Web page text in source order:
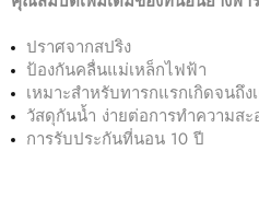
ปราศจากสปริง
ป้องกันคลื่นแม่เหล็กไฟฟ้า
เหมาะสำหรับทารกแรกเกิดจนถึง
วัสดุกันน้ำ ง่ายต่อการทำความสะ
การรับประกันที่นอน 10 ปี